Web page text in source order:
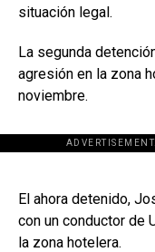
situación legal.
La segunda
agresión en la zona
noviembre.
El ahora detenido,
con un conductor de
la zona hotelera.